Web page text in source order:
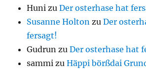
Huni zuDer osterhase hat
Susanne Holton zuDer
fersagt!
Gudrun zuDer osterhase hat
sammi zuHäppi börßdai